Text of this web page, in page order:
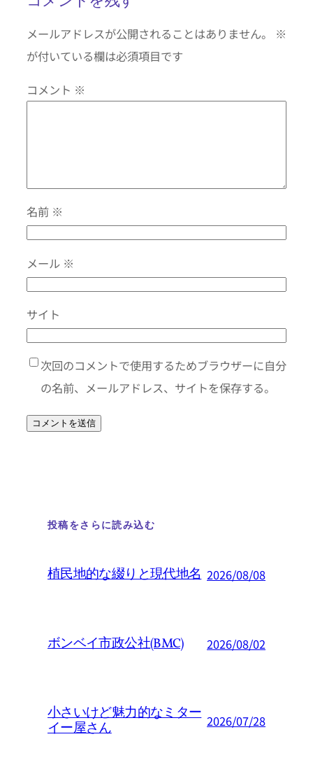
メールアドレスが公開されることはありません。
※
が付いている欄は必須項目です
コメント ※
名前 ※
メール ※
サイト
次回のコメントで使用するためブラウザーに自分
の名前、メールアドレス、サイトを保存する。
投稿をさらに読み込む
植民地的な綴りと現代地名 2026/08/08
ボンベイ市政公社(BMC) 2026/08/02
小さいけど魅力的なミター
イー屋さん
2026/07/28